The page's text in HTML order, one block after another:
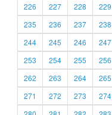
226
227 228 229
235
236 237 238
244
245 246 247
253
254 255 256
262
263 264 265
271
272 273 274